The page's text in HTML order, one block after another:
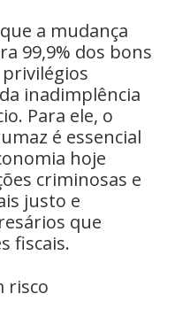
a mudança
99,9% dos bons
inadimplência
Para ele, o
é essencial
hoje
criminosas e
justo e
que
fiscais.
risco